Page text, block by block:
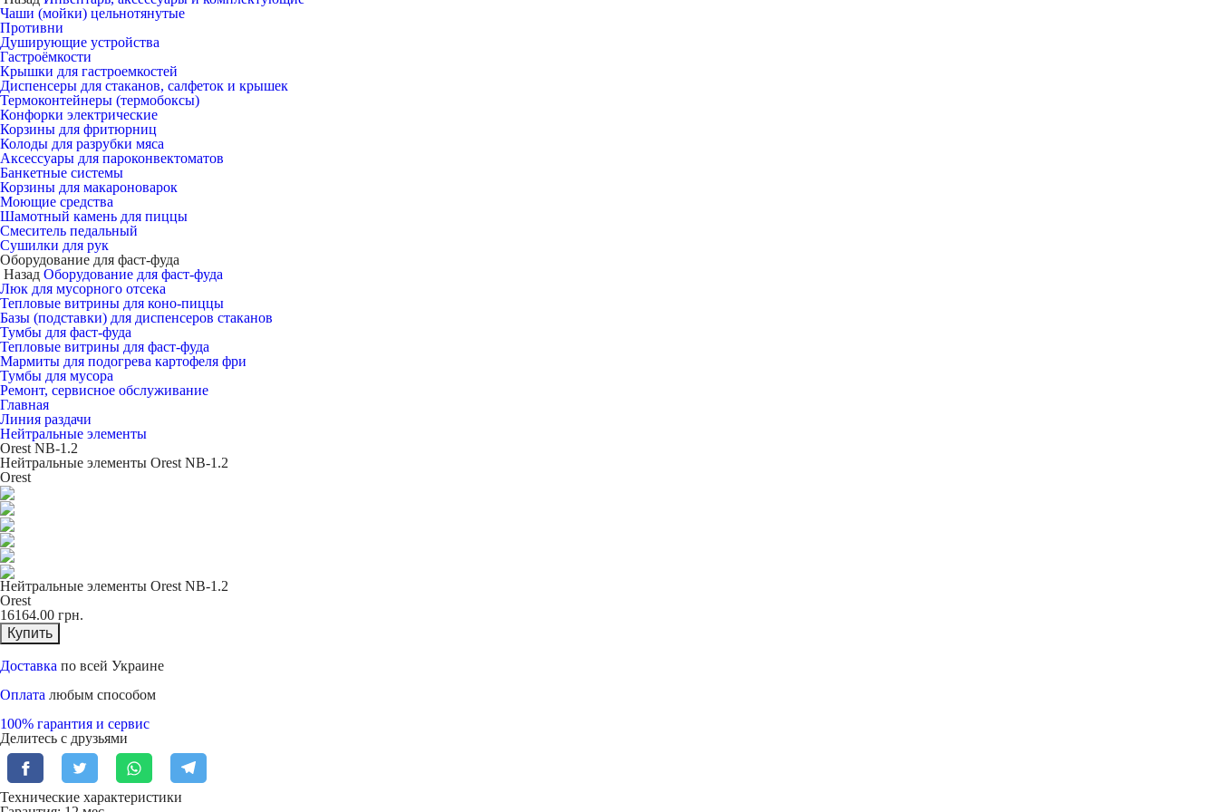
Чаши (мойки) цельнотянутые
Противни
Душирующие устройства
Гастроёмкости
Крышки для гастроемкостей
Диспенсеры для стаканов, салфеток и крышек
Термоконтейнеры (термобоксы)
Конфорки электрические
Корзины для фритюрниц
Колоды для разрубки мяса
Аксессуары для пароконвектоматов
Банкетные системы
Корзины для макароноварок
Моющие средства
Шамотный камень для пиццы
Смеситель педальный
Сушилки для рук
Оборудование для фаст-фуда
Назад Оборудование для фаст-фуда
Люк для мусорного отсека
Тепловые витрины для коно-пиццы
Базы (подставки) для диспенсеров стаканов
Тумбы для фаст-фуда
Тепловые витрины для фаст-фуда
Мармиты для подогрева картофеля фри
Тумбы для мусора
Ремонт, сервисное обслуживание
Главная
Линия раздачи
Нейтральные элементы
Orest NB-1.2
Нейтральные элементы Orest NB-1.2
Orest
Нейтральные элементы Orest NB-1.2
Orest
16164.00 грн.
Купить
Доставка по всей Украине
Оплата любым способом
100% гарантия и сервис
Делитесь с друзьями
Технические характеристики